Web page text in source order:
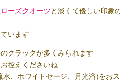
ーズクオーツと淡くて優しい印象
います
クラックが多くみられます
控えくださいね
、ホワイトセージ、月光浴)をお